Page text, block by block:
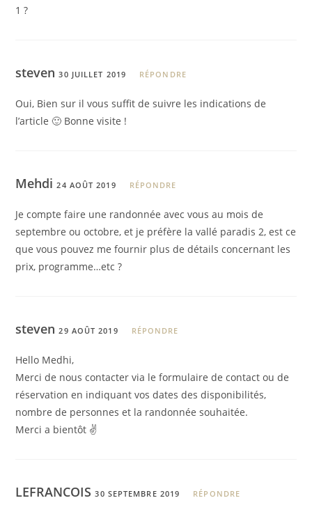
1 ?
steven30 JUILLET 2019 RÉPONDRE
Oui, Bien sur il vous suffit de suivre les indications de
l’article 🙂 Bonne visite !
Mehdi24 AOÛT 2019 RÉPONDRE
Je compte faire une randonnée avec vous au mois de
septembre ou octobre, et je préfère la vallé paradis 2, est ce
que vous pouvez me fournir plus de détails concernant les
prix, programme…etc ?
steven29 AOÛT 2019 RÉPONDRE
Hello Medhi,
Merci de nous contacter via le formulaire de contact ou de
réservation en indiquant vos dates des disponibilités,
nombre de personnes et la randonnée souhaitée.
Merci a bientôt ✌️
LEFRANCOIS30 SEPTEMBRE 2019 RÉPONDRE